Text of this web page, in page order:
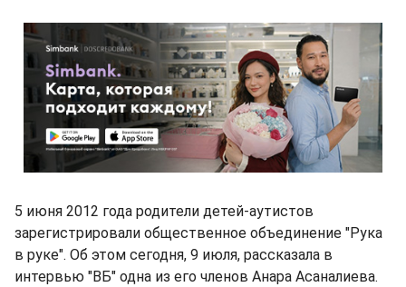
5 июня 2012 года родители детей-аутистов
зарегистрировали общественное объединение "Рука
в руке". Об этом сегодня, 9 июля, рассказала в
интервью "ВБ" одна из его членов Анара Асаналиева.